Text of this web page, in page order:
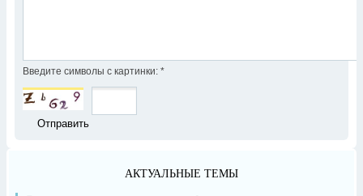
Введите символы с картинки: *
АКТУАЛЬНЫЕ ТЕМЫ